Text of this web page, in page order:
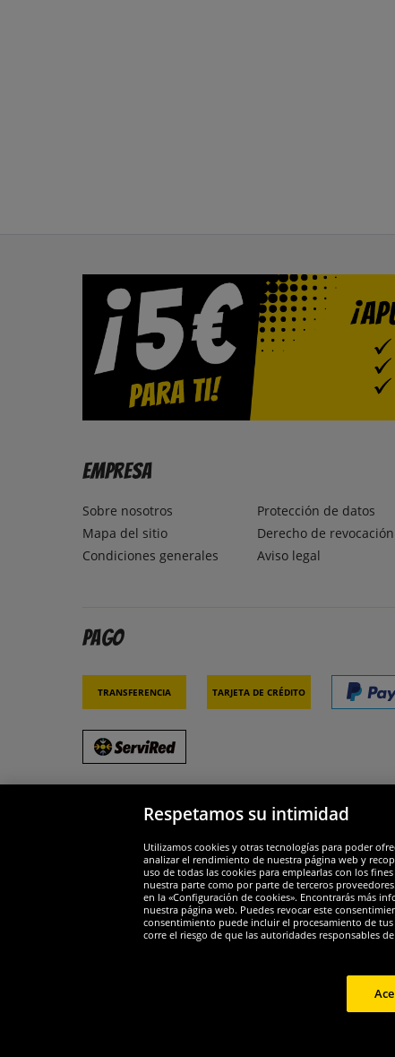
Empresa
Sobre nosotros
Mapa del sitio
Condiciones generales
Protección de datos
Derecho de revocación
Aviso legal
Pago
Transferencia Tarjeta de crédito
Widerruf
Respetamos su intimidad
Utilizamos cookies y otras tecnologías para poder
analizar el rendimiento de nuestra página web y
uso de todas las cookies para emplearlas con los
nuestra parte como por parte de terceros
en la «Configuración de cookies». Encontrarás más
nuestra página web. Puedes revocar este
consentimiento puede incluir el procesamiento de tus
corre el riesgo de que las autoridades responsables